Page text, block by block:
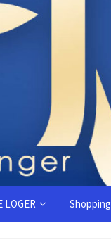
LOGER Shopping